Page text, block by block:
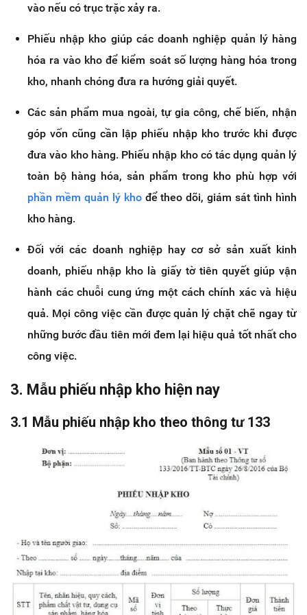
vào nếu có trục trặc xảy ra.
Phiếu nhập kho giúp các doanh nghiệp quản lý hàng
hóa ra vào kho để kiểm soát số lượng hàng hóa trong
kho, nhanh chóng đưa ra hướng giải quyết.
Các sản phẩm mua ngoài, tự gia công, chế biến, nhận
góp vốn cũng cần lập phiếu nhập kho trước khi được
đưa vào kho hàng. Phiếu nhập kho có tác dụng quản lý
toàn bộ hàng hóa, sản phẩm trong kho phù hợp với
phần mềm quản lý khođể theo dõi, giám sát tình hình
kho hàng.
Đối với các doanh nghiệp hay cơ sở sản xuất kinh
doanh, phiếu nhập kho là giấy tờ tiên quyết giúp vận
hành các chuỗi cung ứng một cách chính xác và hiệu
quả. Mọi công việc cần được quản lý chặt chẽ ngay từ
những bước đầu tiên mới đem lại hiệu quả tốt nhất cho
công việc.
3. Mẫu phiếu nhập kho hiện nay
3.1 Mẫu phiếu nhập kho theo thông tư 133